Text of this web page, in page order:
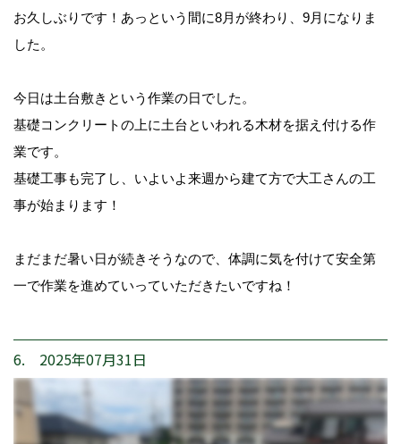
お久しぶりです！あっという間に8月が終わり、9月になりま
した。
今日は土台敷きという作業の日でした。
基礎コンクリートの上に土台といわれる木材を据え付ける作
業です。
基礎工事も完了し、いよいよ来週から建て方で大工さんの工
事が始まります！
まだまだ暑い日が続きそうなので、体調に気を付けて安全第
一で作業を進めていっていただきたいですね！
6. 2025年07月31日